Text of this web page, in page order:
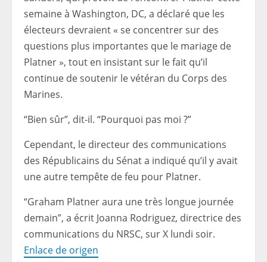
semaine à Washington, DC, a déclaré que les
électeurs devraient « se concentrer sur des
questions plus importantes que le mariage de
Platner », tout en insistant sur le fait qu’il
continue de soutenir le vétéran du Corps des
Marines.
“Bien sûr”, dit-il. “Pourquoi pas moi ?”
Cependant, le directeur des communications
des Républicains du Sénat a indiqué qu’il y avait
une autre tempête de feu pour Platner.
“Graham Platner aura une très longue journée
demain”, a écrit Joanna Rodriguez, directrice des
communications du NRSC, sur X lundi soir.
Enlace de origen